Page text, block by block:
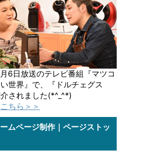
6日放送のテレビ番組『マツコ
世界』で、『ドルチェグス
されました(*^_^*)
ちら＞＞
ムページ制作｜ページストッ